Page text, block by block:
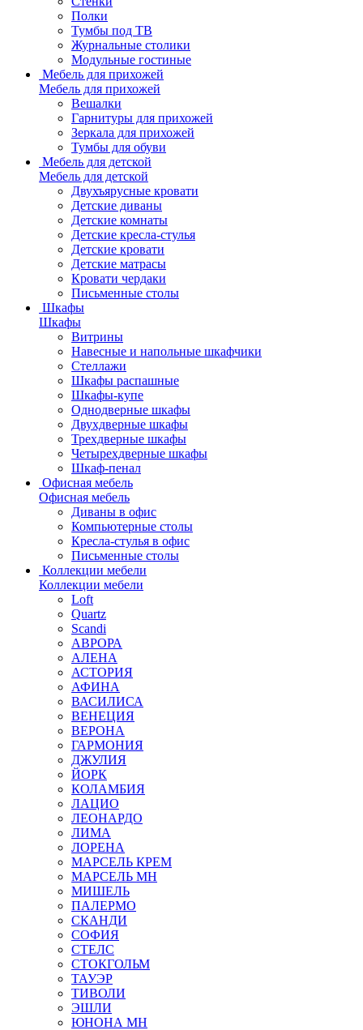
Полки
Тумбы под ТВ
Журнальные столики
Модульные гостиные
Мебель для прихожей
Мебель для прихожей
Вешалки
Гарнитуры для прихожей
Зеркала для прихожей
Тумбы для обуви
Мебель для детской
Мебель для детской
Двухъярусные кровати
Детские диваны
Детские комнаты
Детские кресла-стулья
Детские кровати
Детские матрасы
Кровати чердаки
Письменные столы
Шкафы
Шкафы
Витрины
Навесные и напольные шкафчики
Стеллажи
Шкафы распашные
Шкафы-купе
Однодверные шкафы
Двухдверные шкафы
Трехдверные шкафы
Четырехдверные шкафы
Шкаф-пенал
Офисная мебель
Офисная мебель
Диваны в офис
Компьютерные столы
Кресла-стулья в офис
Письменные столы
Коллекции мебели
Коллекции мебели
Loft
Quartz
Scandi
АВРОРА
АЛЕНА
АСТОРИЯ
АФИНА
ВАСИЛИСА
ВЕНЕЦИЯ
ВЕРОНА
ГАРМОНИЯ
ДЖУЛИЯ
ЙОРК
КОЛАМБИЯ
ЛАЦИО
ЛЕОНАРДО
ЛИМА
ЛОРЕНА
МАРСЕЛЬ КРЕМ
МАРСЕЛЬ МН
МИШЕЛЬ
ПАЛЕРМО
СКАНДИ
СОФИЯ
СТЕЛС
СТОКГОЛЬМ
ТАУЭР
ТИВОЛИ
ЭШЛИ
ЮНОНА МН